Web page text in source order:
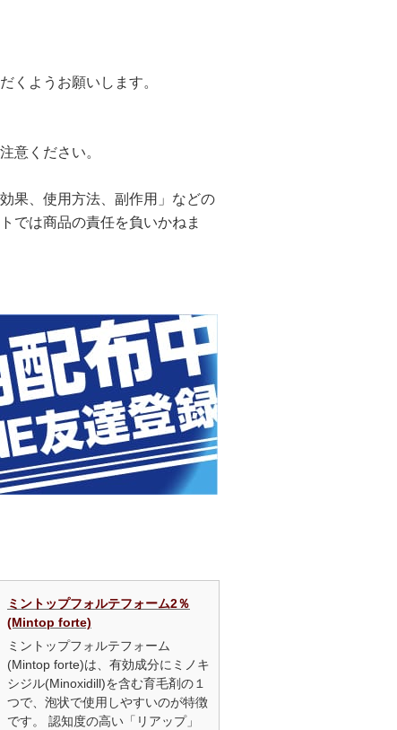
くようお願いします。
意ください。
果、使用方法、副作用」などの
では商品の責任を負いかねま
ミントップフォルテフォーム2％
(Mintop forte)
ミントップフォルテフォーム
(Mintop forte)は、有効成分にミノキ
シジル(Minoxidill)を含む育毛剤の１
つで、泡状で使用しやすいのが特徴
です。 認知度の高い「リアップ」